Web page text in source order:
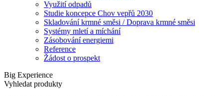
Využití odpadů
Studie koncepce Chov vepřů 2030
Skladování krmné směsi / Doprava krmné směsi
Systémy mletí a míchání
Zásobování energiemi
Reference
Žádost o prospekt
Big Experience
Vyhledat produkty